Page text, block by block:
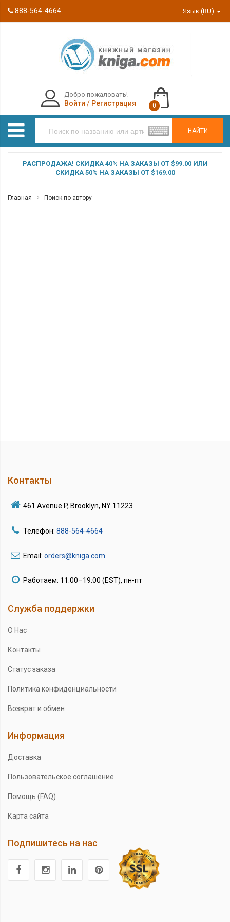
888-564-4664 Язык (RU)
НАЙТИ
Добро пожаловать!
Войти / Регистрация 0
РАСПРОДАЖА! СКИДКА 40% НА ЗАКАЗЫ ОТ $99.00 ИЛИ
СКИДКА 50% НА ЗАКАЗЫ ОТ $169.00
Главная Поиск по автору
Контакты
461 Avenue P, Brooklyn, NY 11223
Телефон: 888-564-4664
Email: orders@kniga.com
Работаем: 11:00–19:00 (EST), пн-пт
Служба поддержки
О Нас
Контакты
Статус заказа
Политика конфиденциальности
Возврат и обмен
Информация
Доставка
Пользовательское соглашение
Помощь (FAQ)
Карта сайта
Подпишитесь на нас